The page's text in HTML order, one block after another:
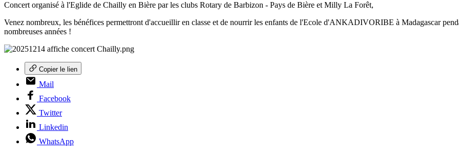
Concert organisé à l'Eglide de Chailly en Bière par les clubs Rotary de Barbizon - Pays de Bière et Milly La Forêt,
Venez nombreux, les bénéfices permettront d'accueillir en classe et de nourrir les enfants de l'Ecole d'ANKADIVORIBE à Madagascar
nombreuses années !
Copier le lien
Mail
Facebook
Twitter
Linkedin
WhatsApp